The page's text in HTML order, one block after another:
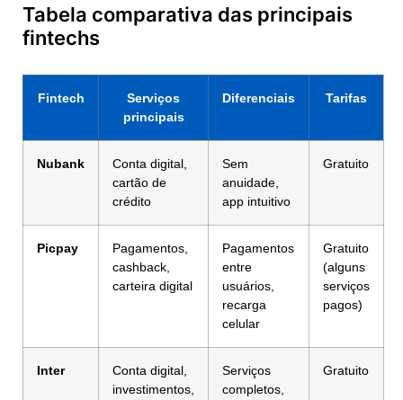
Tabela comparativa das principais
fintechs
Fintech
Serviços
principais
Diferenciais Tarifas
Nubank
Conta digital,
cartão de
crédito
Sem
anuidade,
app intuitivo
Gratuito
Picpay
Pagamentos,
cashback,
carteira digital
Pagamentos
entre
usuários,
recarga
celular
Gratuito
(alguns
serviços
pagos)
Inter
Conta digital,
investimentos,
Serviços
completos,
Gratuito